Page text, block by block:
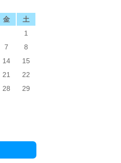
金
土
1
7
8
14
15
21
22
28
29